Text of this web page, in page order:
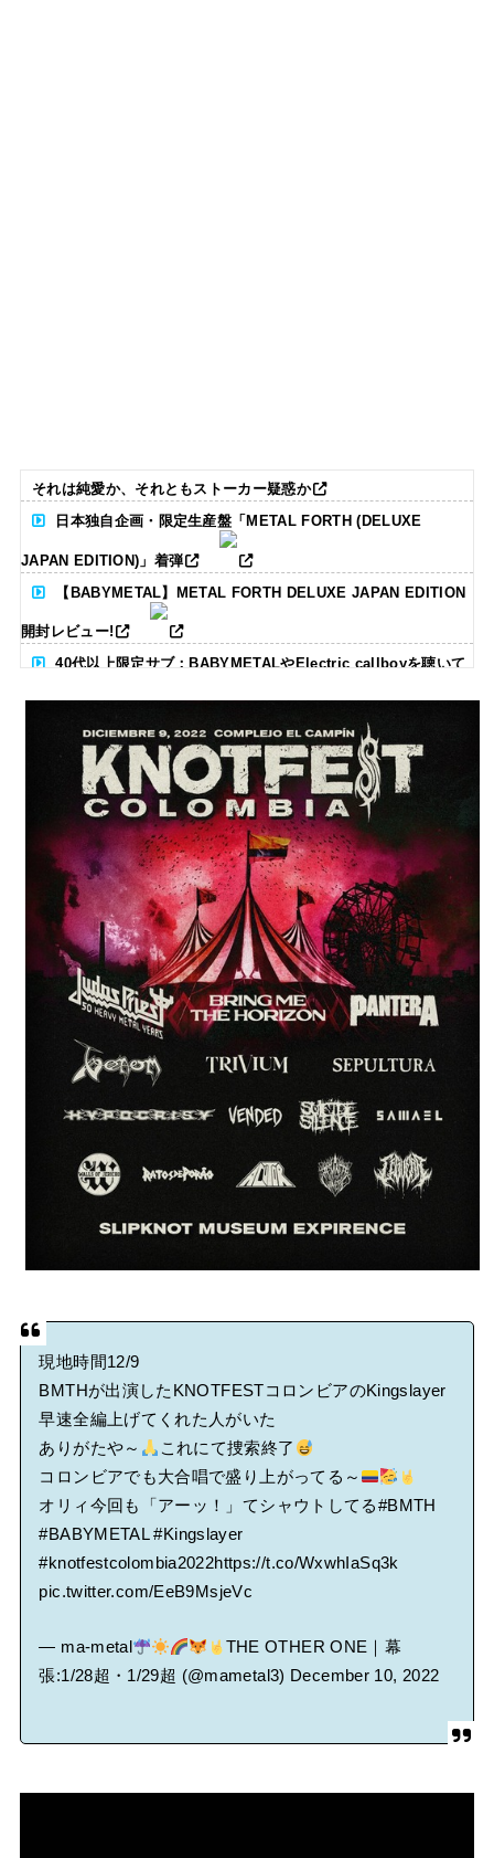
それは純愛か、それともストーカー疑惑か
日本独自企画・限定生産盤「METAL FORTH (DELUXE
JAPAN EDITION)」着弾
【BABYMETAL】METAL FORTH DELUXE JAPAN EDITION
開封レビュー!
40代以上限定サブ：BABYMETALやElectric callboyを聴いて
る人いる？ 【海外の反応】
BABYMETAL「CANNONBALL外伝」グッズ販売決定
タワーレコード新宿店にてBABYMETALのパネル展が開催中
Powered by livedoor 相互RSS
現地時間12/9
BMTHが出演したKNOTFESTコロンビアのKingslayer
早速全編上げてくれた人がいた
ありがたや～
これにて捜索終了
コロンビアでも大合唱で盛り上がってる～
オリィ今回も「アーッ！」てシャウトしてる#BMTH
#BABYMETAL #Kingslayer
#knotfestcolombia2022https://t.co/WxwhIaSq3k
pic.twitter.com/EeB9MsjeVc
— ma-metal
THE OTHER ONE｜幕
張:1/28超・1/29超 (@mametal3) December 10, 2022